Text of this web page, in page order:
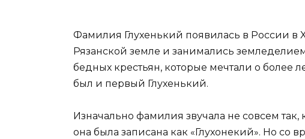
Фамилия Глухенький появилась в России в
Рязанской земле и занимались
бедных крестьян, которые мечтали о более
был и первый Глухенький.
Изначально фамилия звучала не совсем так,
она была записана как «Глухонекий». Но со